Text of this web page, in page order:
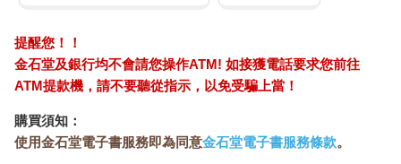
提醒您！！
金石堂及銀行均不會請您操作ATM! 如接獲電話要求您前往
ATM提款機，請不要聽從指示，以免受騙上當！
購買須知：
使用金石堂電子書服務即為同意金石堂電子書服務條款。